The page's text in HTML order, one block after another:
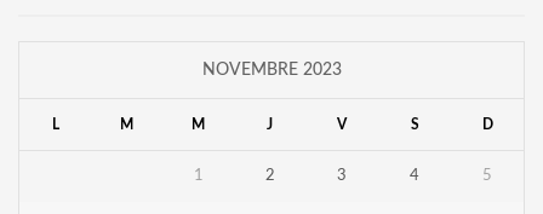
NOVEMBRE 2023
L M M J V S D
1 2 3 4 5